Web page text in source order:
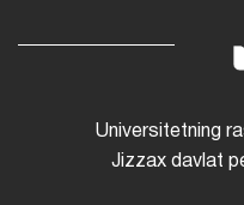
Universitetning
Jizzax davlat